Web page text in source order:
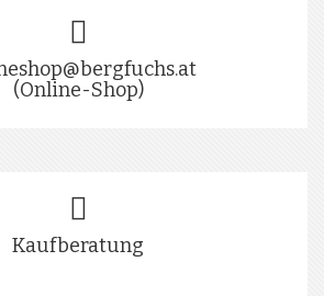
(Online-Shop)
Kaufberatung